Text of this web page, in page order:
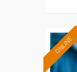
ONLINE